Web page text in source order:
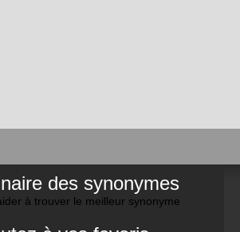
des synonymes
à trouver le meilleur synonyme